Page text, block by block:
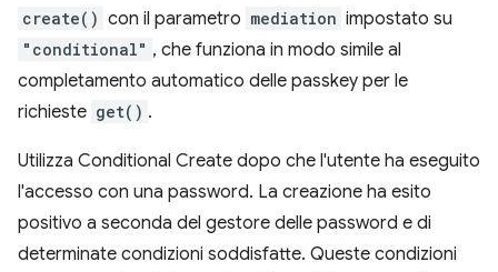
create() con il parametro mediation impostato su
"conditional" , che funziona in modo simile al
completamento automatico delle passkey per le
richieste get() .
Utilizza Conditional Create dopo che l'utente ha eseguito
l'accesso con una password. La creazione ha esito
positivo a seconda del gestore delle password e di
determinate condizioni soddisfatte. Queste condizioni